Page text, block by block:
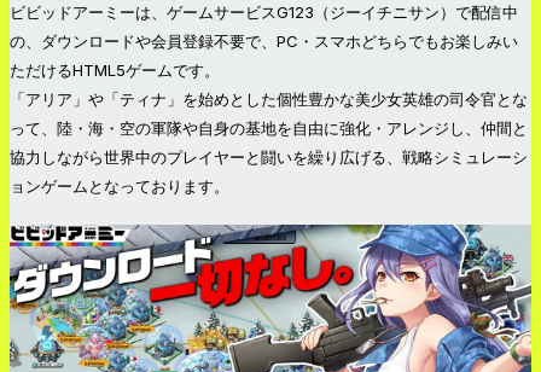
ビビッドアーミーは、ゲームサービスG123（ジーイチニサン）で配信中
の、ダウンロードや会員登録不要で、PC・スマホどちらでもお楽しみい
ただけるHTML5ゲームです。
「アリア」や「ティナ」を始めとした個性豊かな美少女英雄の司令官とな
って、陸・海・空の軍隊や自身の基地を自由に強化・アレンジし、仲間と
協力しながら世界中のプレイヤーと闘いを繰り広げる、戦略シミュレーシ
ョンゲームとなっております。